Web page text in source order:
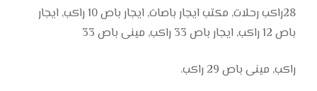
28راكب رحلات, مكتب ايجار باصات, ايجار باص 10 راكب, ايجار
باص 12 راكب, ايجار باص 33 راكب, مينى باص 33
راكب, مينى باص 29 راكب.